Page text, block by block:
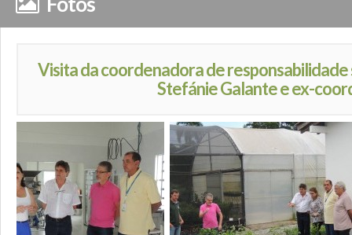
Visita da coordenadora de responsabilidade
Stefánie Galante e ex-